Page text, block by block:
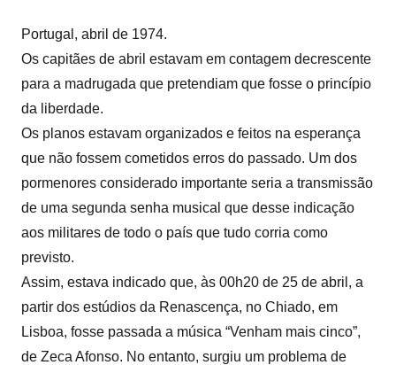
Portugal, abril de 1974.
Os capitães de abril estavam em contagem decrescente
para a madrugada que pretendiam que fosse o princípio
da liberdade.
Os planos estavam organizados e feitos na esperança
que não fossem cometidos erros do passado. Um dos
pormenores considerado importante seria a transmissão
de uma segunda senha musical que desse indicação
aos militares de todo o país que tudo corria como
previsto.
Assim, estava indicado que, às 00h20 de 25 de abril, a
partir dos estúdios da Renascença, no Chiado, em
Lisboa, fosse passada a música “Venham mais cinco”,
de Zeca Afonso. No entanto, surgiu um problema de